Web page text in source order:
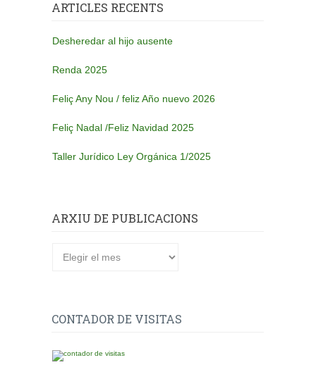
ARTICLES RECENTS
Desheredar al hijo ausente
Renda 2025
Feliç Any Nou / feliz Año nuevo 2026
Feliç Nadal /Feliz Navidad 2025
Taller Jurídico Ley Orgánica 1/2025
ARXIU DE PUBLICACIONS
CONTADOR DE VISITAS